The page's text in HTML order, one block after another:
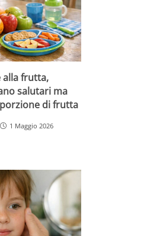
alla frutta,
salutari ma
di frutta
1 Maggio 2026